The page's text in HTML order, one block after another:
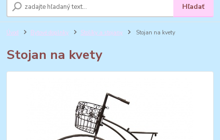
Hľadať
Úvod Bytové doplnky Stolíky a stojany Stojan na kvety
Stojan na kvety